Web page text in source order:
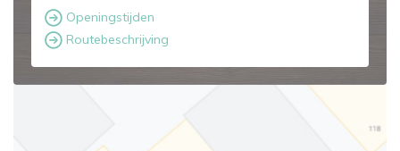
Openingstijden
Routebeschrijving